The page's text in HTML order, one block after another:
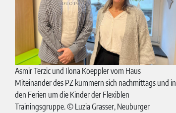
Asmir Terzic und Ilona Koeppler vom Haus
Miteinander des PZ kümmern sich nachmittags und in
den Ferien um die Kinder der Flexiblen
Trainingsgruppe. © Luzia Grasser, Neuburger